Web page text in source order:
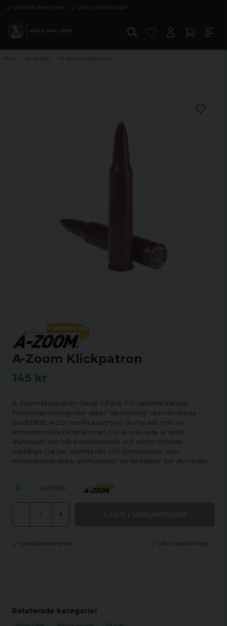
Snabba leveranser Säkra betalningar
Hem Produkter A-Zoom Klickpatron
A-Zoom Klickpatron
145 kr
A-Zoom klickpatron Gevär 2 Pack. För optimal träning,
funktionsprovning eller säker "decocking" utan att skada
tändstiftet, A-Zooms klickpatroner är mycket mer än
konventionella klickpatroner. De är svarvade ur solid
aluminium och hård anodiserade och därför mycket
reptåliga. De har samma vikt och dimensioner som
motsvarande skarp ammunition. Val av kaliber gör du nedan.
AZ12250
- +
Snabba leveranser Säkra betalningar
Relaterade kategorier